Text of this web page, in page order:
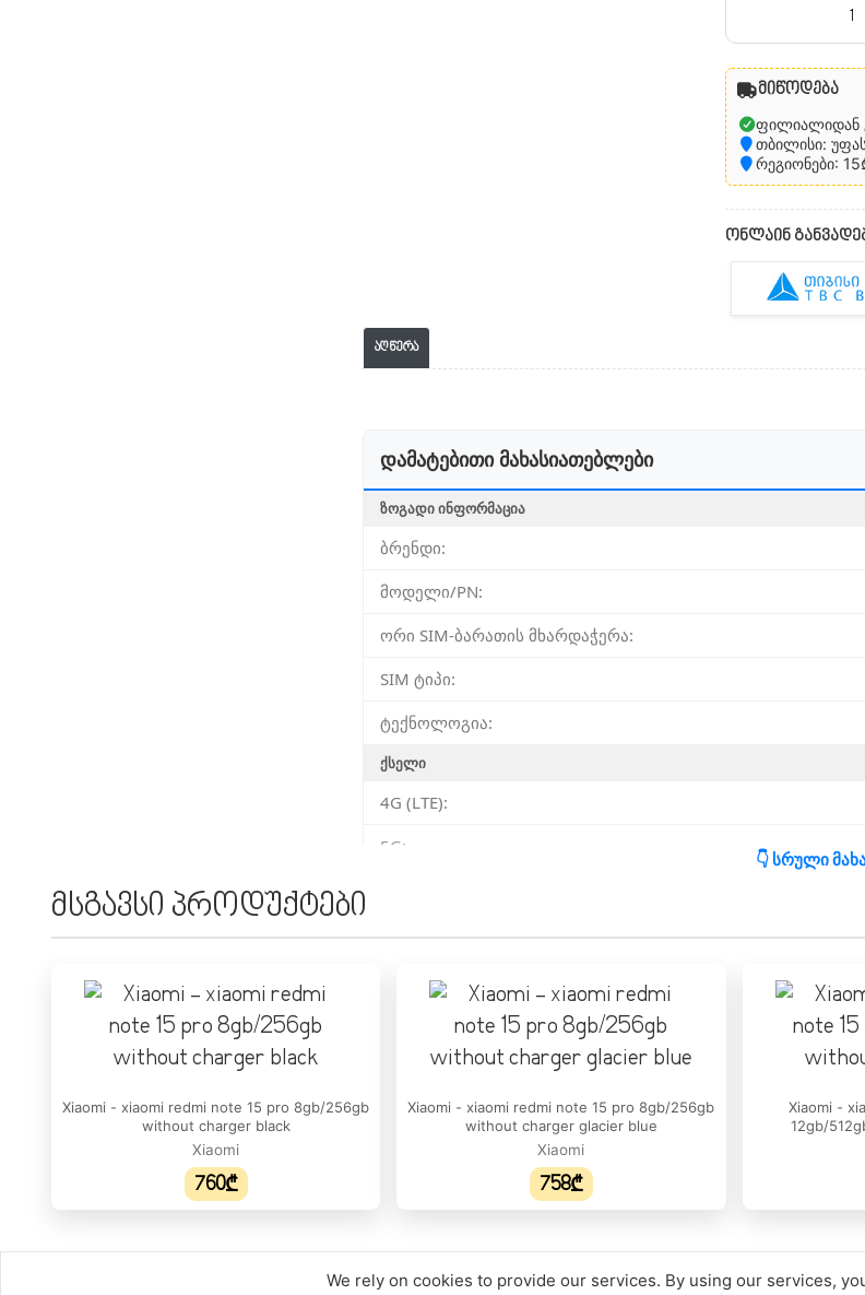
მიწოდება
ფილიალიდან
თბილისი:
რეგიონები:
ონლაინ
აღწერა
დამატებითი მახასიათებლები
ᲖᲝᲒᲐᲓᲘ ᲘᲜᲤᲝᲠᲛᲐᲪᲘᲐ
ბრენდი:
მოდელი/PN:
ორი SIM-ბარათის მხარდაჭერა:
SIM ტიპი:
ტექნოლოგია:
ᲥᲡᲔᲚᲘ
4G (LTE):
5G:
HDR მხარდაჭერა:
ეკრანის დაცვა:
დიაგონალი:
პიქსელი თითოეულ ინჩზე:
განახლების სიხშირე:
👇 სრული
მსგავსი პროდუქტები
Xiaomi - xiaomi redmi note 15 pro 8gb/256gb
without charger black
Xiaomi
760₾
Xiaomi - xiaomi redmi note 15 pro 8gb/256gb
without charger glacier blue
Xiaomi
758₾
Xiaomi -
12gb/
We rely on cookies to provide our services. By using our services,